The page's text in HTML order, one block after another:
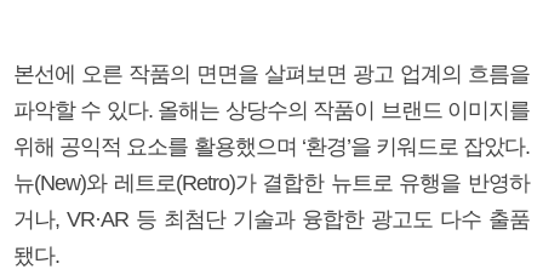
본선에 오른 작품의 면면을 살펴보면 광고 업계의 흐름을
파악할 수 있다. 올해는 상당수의 작품이 브랜드 이미지를
위해 공익적 요소를 활용했으며 ‘환경’을 키워드로 잡았다.
뉴(New)와 레트로(Retro)가 결합한 뉴트로 유행을 반영하
거나, VR·AR 등 최첨단 기술과 융합한 광고도 다수 출품
됐다.